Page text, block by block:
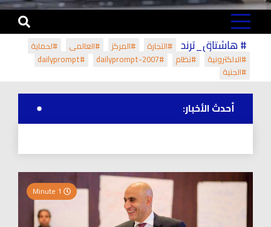
# هاشتاق_ترند #التجارة #المركز #العالمي
#لحماية
#الالكترونية
#نظام #dailyprompt-2007
#dailyprompt
#الجنية
أحدث الأخبار: